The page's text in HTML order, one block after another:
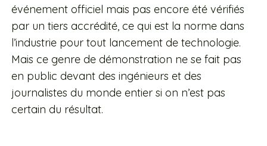
événement officiel mais pas encore été vérifiés
par un tiers accrédité, ce qui est la norme dans
l’industrie pour tout lancement de technologie.
Mais ce genre de démonstration ne se fait pas
en public devant des ingénieurs et des
journalistes du monde entier si on n’est pas
certain du résultat.